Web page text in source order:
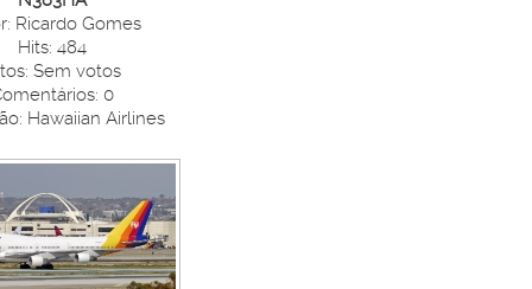
Ricardo Gomes
Hits: 484
Sem votos
0
Hawaiian Airlines